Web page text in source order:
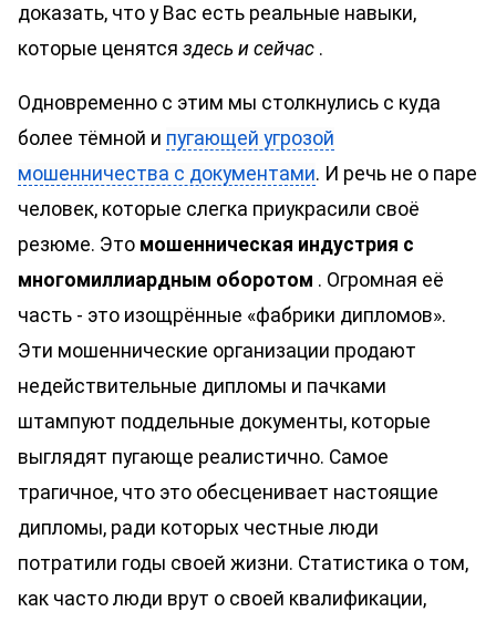
доказать, что у Вас есть реальные навыки,
которые ценятся здесь и сейчас .
Одновременно с этим мы столкнулись с куда
более тёмной и пугающей угрозой
мошенничества с документами. И речь не о паре
человек, которые слегка приукрасили своё
резюме. Это мошенническая индустрия с
многомиллиардным оборотом . Огромная её
часть - это изощрённые «фабрики дипломов».
Эти мошеннические организации продают
недействительные дипломы и пачками
штампуют поддельные документы, которые
выглядят пугающе реалистично. Самое
трагичное, что это обесценивает настоящие
дипломы, ради которых честные люди
потратили годы своей жизни. Статистика о том,
как часто люди врут о своей квалификации,